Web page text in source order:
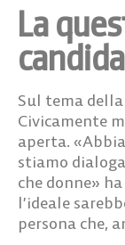
La
Sul tema
Civicamente
aperta.
stiamo
che donne»
l’ideale
persona che,